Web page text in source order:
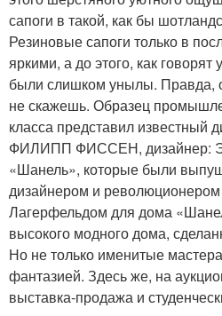
сапоги в такой, как бы
Резиновые сапоги только в
яркими, а до этого, как говорят
были слишком унылы. Правда,
не скажешь. Образец
класса представил известный
ФИЛИПП ФИССЕН, дизайнер:
«Шанель», которые были
дизайнером и
Лагерфельдом для дома
высокого модного дома,
Но не только именитые
фантазией. Здесь же, на
выставка-продажа и